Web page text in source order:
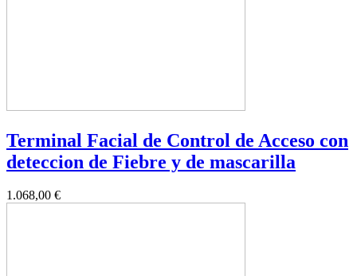
Terminal Facial de Control de Acceso con
deteccion de Fiebre y de mascarilla
1.068,00 €